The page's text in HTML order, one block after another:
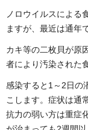
ノロウイルスによる
ますが、最近は通年
カキ等の二枚貝が原
者により汚染された
感染すると1～2日の
こします。症状は通
抗力の弱い方は重症